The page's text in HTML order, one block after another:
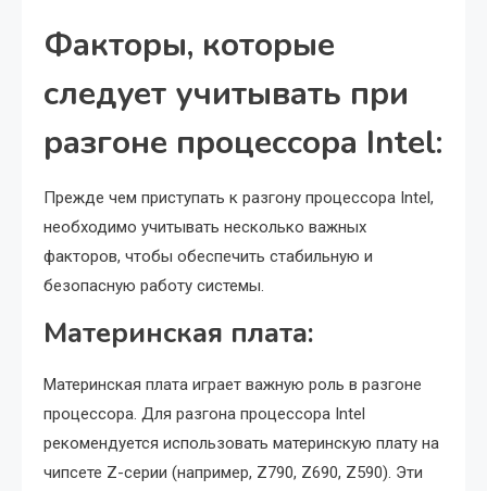
Факторы, которые
следует учитывать при
разгоне процессора Intel:
Прежде чем приступать к разгону процессора Intel,
необходимо учитывать несколько важных
факторов, чтобы обеспечить стабильную и
безопасную работу системы.
Материнская плата:
Материнская плата играет важную роль в разгоне
процессора. Для разгона процессора Intel
рекомендуется использовать материнскую плату на
чипсете Z-серии (например, Z790, Z690, Z590). Эти